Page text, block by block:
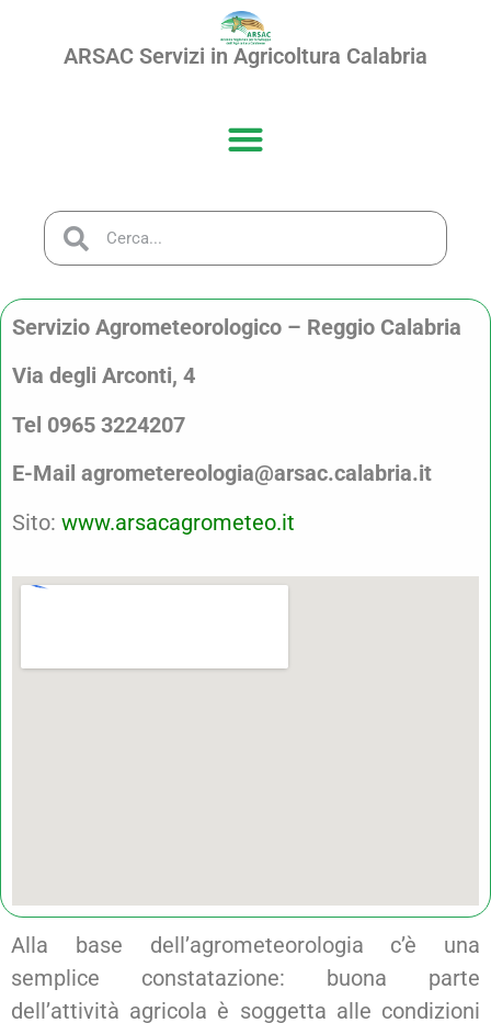
ARSAC Servizi in Agricoltura Calabria
Servizio Agrometeorologico – Reggio Calabria
Via degli Arconti, 4
Tel 0965 3224207
E-Mail agrometereologia@arsac.calabria.it
Sito: www.arsacagrometeo.it
Alla base dell’agrometeorologia c’è una
semplice constatazione: buona parte
dell’attività agricola è soggetta alle condizioni